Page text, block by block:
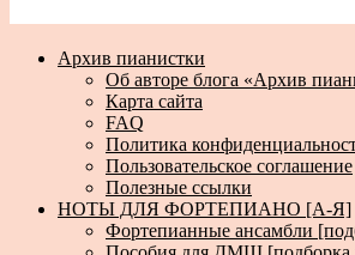
Архив пианистки
Об авторе блога «Архив
Карта сайта
FAQ
Политика
Пользовательское соглашение
Полезные ссылки
НОТЫ ДЛЯ ФОРТЕПИАНО [А-Я]
Фортепианные ансамбли